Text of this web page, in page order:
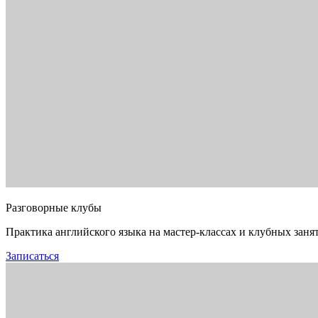
Разговорные клубы
Практика английского языка на мастер-классах и клубных
Записаться